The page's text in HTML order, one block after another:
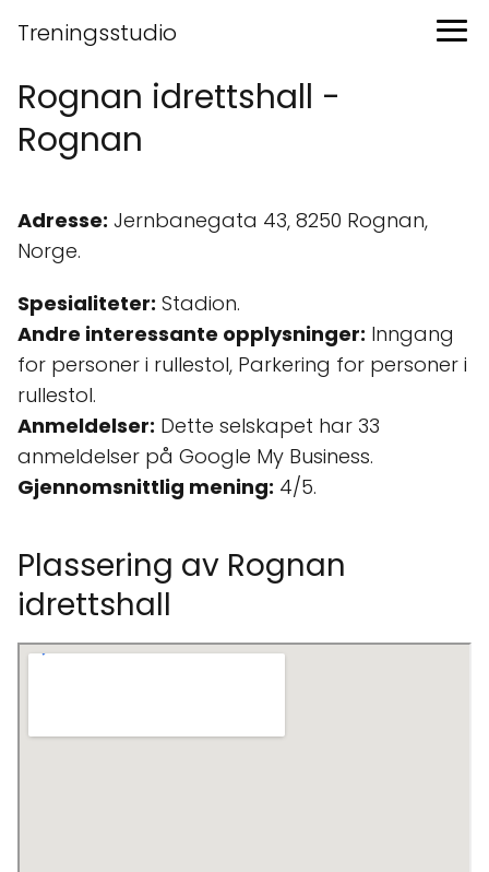
Treningsstudio
Rognan idrettshall -
Rognan
Adresse: Jernbanegata 43, 8250 Rognan,
Norge.
Spesialiteter: Stadion.
Andre interessante opplysninger: Inngang
for personer i rullestol, Parkering for personer i
rullestol.
Anmeldelser: Dette selskapet har 33
anmeldelser på Google My Business.
Gjennomsnittlig mening: 4/5.
Plassering av Rognan
idrettshall